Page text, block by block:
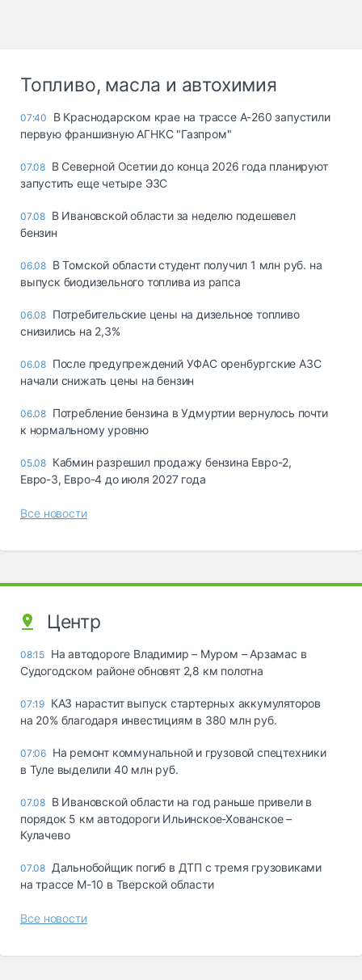
Топливо, масла и автохимия
07:40
В Краснодарском крае на трассе А-260 запустили
первую франшизную АГНКС "Газпром"
07.08 В Северной Осетии до конца 2026 года планируют
запустить еще четыре ЭЗС
07.08 В Ивановской области за неделю подешевел
бензин
06.08 В Томской области студент получил 1 млн руб. на
выпуск биодизельного топлива из рапса
06.08 Потребительские цены на дизельное топливо
снизились на 2,3%
06.08 После предупреждений УФАС оренбургские АЗС
начали снижать цены на бензин
06.08 Потребление бензина в Удмуртии вернулось почти
к нормальному уровню
05.08 Кабмин разрешил продажу бензина Евро-2,
Евро-3, Евро-4 до июля 2027 года
Все новости
Центр
08:15 На автодороге Владимир – Муром – Арзамас в
Судогодском районе обновят 2,8 км полотна
07:19 КАЗ нарастит выпуск стартерных аккумуляторов
на 20% благодаря инвестициям в 380 млн руб.
07:06 На ремонт коммунальной и грузовой спецтехники
в Туле выделили 40 млн руб.
07.08 В Ивановской области на год раньше привели в
порядок 5 км автодороги Ильинское-Хованское –
Кулачево
07.08 Дальнобойщик погиб в ДТП с тремя грузовиками
на трассе М-10 в Тверской области
Все новости